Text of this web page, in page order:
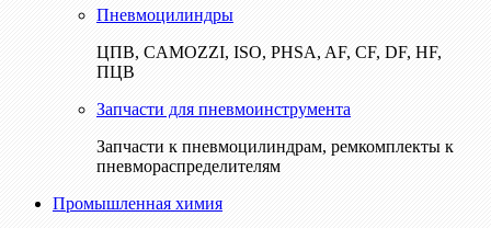
Пневмоцилиндры
ЦПВ, CAMOZZI, ISO, PHSA, AF, CF, DF, HF,
ПЦВ
Запчасти для пневмоинструмента
Запчасти к пневмоцилиндрам, ремкомплекты к
пневмораспределителям
Промышленная химия